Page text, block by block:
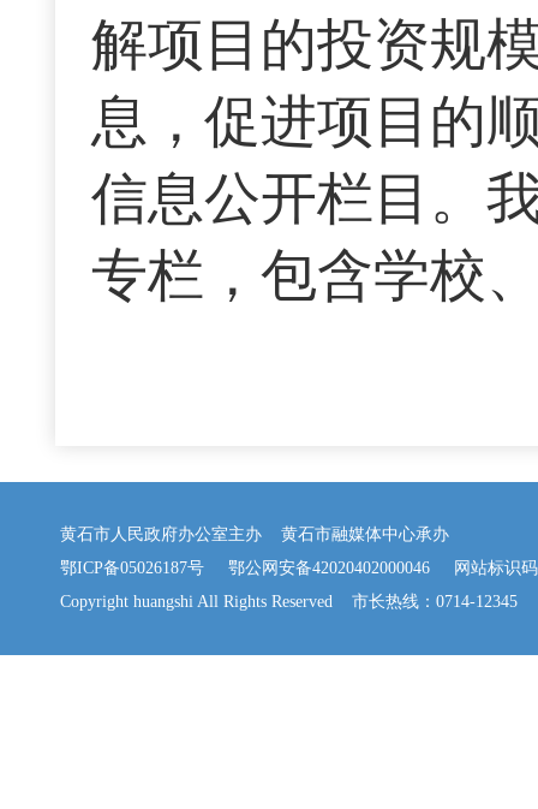
解项目的投资规
息，促进项目的
信息公开栏目。
专栏，包含学校
黄石市人民政府办公室主办 黄石市融媒体中心承办
鄂ICP备05026187号
鄂公网安备42020402000046 网站标识码
Copyright huangshi All Rights Reserved 市长热线：0714-12345